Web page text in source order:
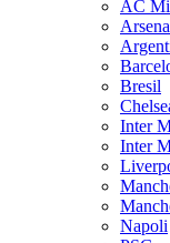
AC
Bresil
Inter
Inter
Napoli